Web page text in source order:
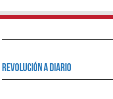
Revolución a Diario